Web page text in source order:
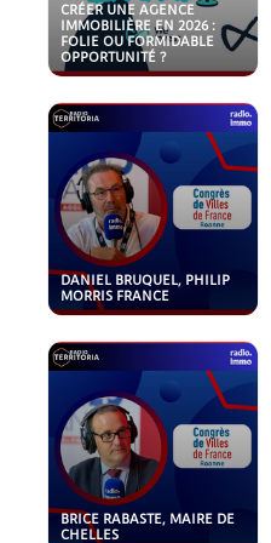
CRÉER UNE AGENCE
IMMOBILIÈRE EN 2026 :
FOLIE OU FORMIDABLE
OPPORTUNITÉ ?
DANIEL BRUQUEL, PHILIP
MORRIS FRANCE
BRICE RABASTE, MAIRE DE
CHELLES